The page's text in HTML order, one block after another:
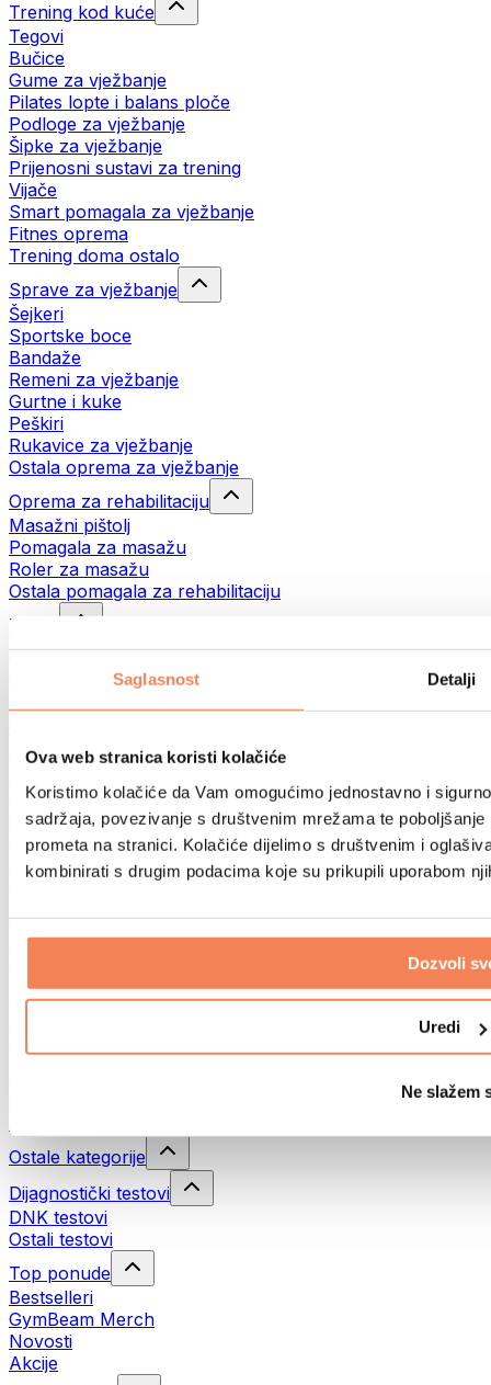
Saglasnost Detalji
Ova web stranica koristi kolačiće
Koristimo kolačiće da Vam omogućimo jednostavno i
sadržaja, povezivanje s društvenim mrežama te
prometa na stranici. Kolačiće dijelimo s društvenim i
kombinirati s drugim podacima koje su prikupili uporabom
Dozvoli
Uredi
Ne slažem
Trening kod kuće
Tegovi
Bučice
Gume za vježbanje
Pilates lopte i balans ploče
Podloge za vježbanje
Šipke za vježbanje
Prijenosni sustavi za trening
Vijače
Smart pomagala za vježbanje
Fitnes oprema
Trening doma ostalo
Sprave za vježbanje
Šejkeri
Sportske boce
Bandaže
Remeni za vježbanje
Gurtne i kuke
Peškiri
Rukavice za vježbanje
Ostala oprema za vježbanje
Oprema za rehabilitaciju
Masažni pištolj
Pomagala za masažu
Roler za masažu
Ostala pomagala za rehabilitaciju
Torbe
Torbe za hranu
Sportske torbe
Trčanje
Biciklizam
Joga i pilates
Kupanje hladnom vodom
Plivanje
Planinarenje
Biohacking
Terapija crvenim svjetlom
Eko kućanstvo
Ostale kategorije
Dijagnostički testovi
DNK testovi
Ostali testovi
Top ponude
Bestselleri
GymBeam Merch
Novosti
Akcije